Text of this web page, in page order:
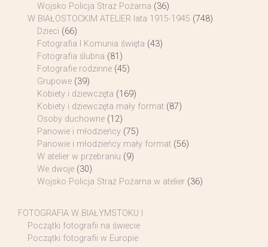
Wojsko Policja Straż Pożarna (36)
W BIAŁOSTOCKIM ATELIER lata 1915-1945 (748)
Dzieci (66)
Fotografia I Komunia święta (43)
Fotografia ślubna (81)
Fotografie rodzinne (45)
Grupowe (39)
Kobiety i dziewczęta (169)
Kobiety i dziewczęta mały format (87)
Osoby duchowne (12)
Panowie i młodzieńcy (75)
Panowie i młodzieńcy mały format (56)
W atelier w przebraniu (9)
We dwoje (30)
Wojsko Policja Straż Pożarna w atelier (36)
FOTOGRAFIA W BIAŁYMSTOKU I
Początki fotografii na świecie
Początki fotografii w Europie